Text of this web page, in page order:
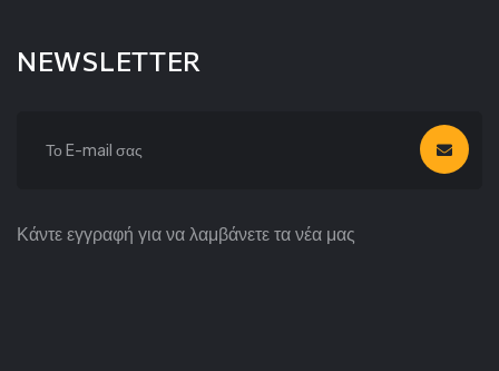
NEWSLETTER
Κάντε εγγραφή για να λαμβάνετε τα νέα μας